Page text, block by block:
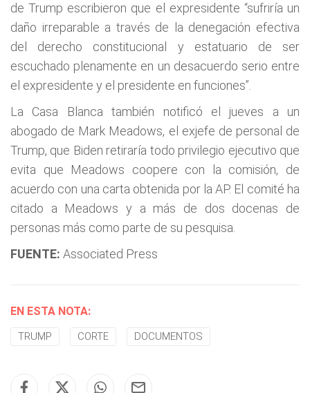
de Trump escribieron que el expresidente “sufriría un
daño irreparable a través de la denegación efectiva
del derecho constitucional y estatuario de ser
escuchado plenamente en un desacuerdo serio entre
el expresidente y el presidente en funciones”.
La Casa Blanca también notificó el jueves a un
abogado de Mark Meadows, el exjefe de personal de
Trump, que Biden retiraría todo privilegio ejecutivo que
evita que Meadows coopere con la comisión, de
acuerdo con una carta obtenida por la AP. El comité ha
citado a Meadows y a más de dos docenas de
personas más como parte de su pesquisa.
FUENTE: Associated Press
EN ESTA NOTA:
TRUMP CORTE DOCUMENTOS